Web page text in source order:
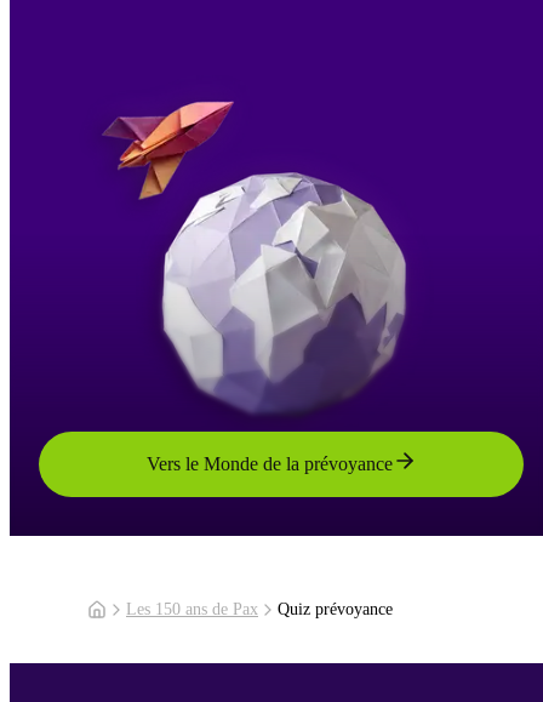
Vers le Monde de la prévoyance
Les 150 ans de Pax Quiz prévoyance